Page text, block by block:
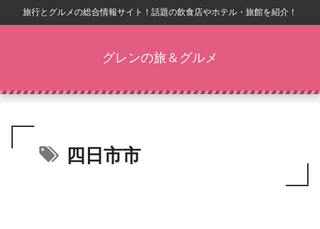
旅行とグルメの総合情報サイト！話題の飲食店やホテル・旅館を紹介！
グレンの旅＆グルメ
四日市市